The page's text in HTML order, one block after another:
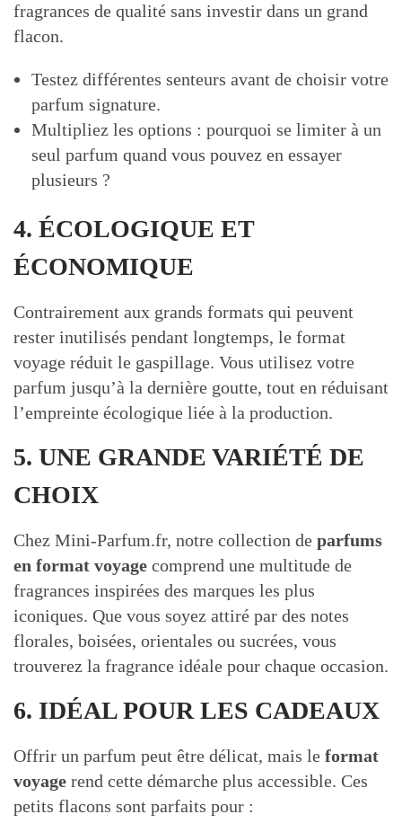
fragrances de qualité sans investir dans un grand
flacon.
Testez différentes senteurs avant de choisir votre
parfum signature.
Multipliez les options : pourquoi se limiter à un
seul parfum quand vous pouvez en essayer
plusieurs ?
4. ÉCOLOGIQUE ET
ÉCONOMIQUE
Contrairement aux grands formats qui peuvent
rester inutilisés pendant longtemps, le format
voyage réduit le gaspillage. Vous utilisez votre
parfum jusqu’à la dernière goutte, tout en réduisant
l’empreinte écologique liée à la production.
5. UNE GRANDE VARIÉTÉ DE
CHOIX
Chez Mini-Parfum.fr, notre collection de parfums
en format voyage comprend une multitude de
fragrances inspirées des marques les plus
iconiques. Que vous soyez attiré par des notes
florales, boisées, orientales ou sucrées, vous
trouverez la fragrance idéale pour chaque occasion.
6. IDÉAL POUR LES CADEAUX
Offrir un parfum peut être délicat, mais le format
voyage rend cette démarche plus accessible. Ces
petits flacons sont parfaits pour :